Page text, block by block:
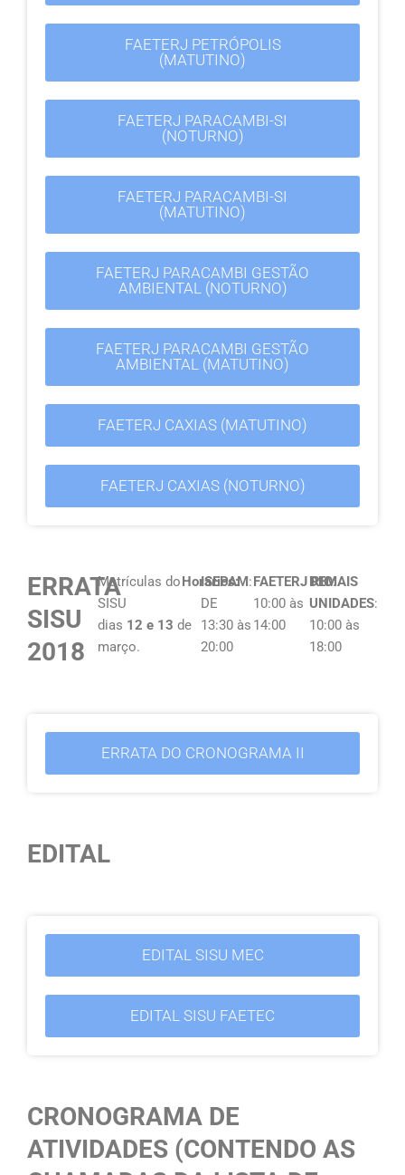
FAETERJ PETRÓPOLIS
(MATUTINO)
FAETERJ PARACAMBI-SI
(NOTURNO)
FAETERJ PARACAMBI-SI
(MATUTINO)
FAETERJ PARACAMBI GESTÃO
AMBIENTAL (NOTURNO)
FAETERJ PARACAMBI GESTÃO
AMBIENTAL (MATUTINO)
FAETERJ CAXIAS (MATUTINO)
FAETERJ CAXIAS (NOTURNO)
ERRATA
SISU
2018
Matrículas do
SISU
dias 12 e 13 de
março.
Horários:
ISEPAM:
DE
13:30 às
20:00
FAETERJ RIO:
10:00 às
14:00
DEMAIS
UNIDADES:
10:00 às
18:00
ERRATA DO CRONOGRAMA II
EDITAL
EDITAL SISU MEC
EDITAL SISU FAETEC
CRONOGRAMA DE
ATIVIDADES (CONTENDO AS